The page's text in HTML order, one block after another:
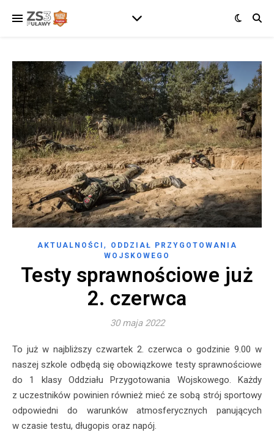
AKTUALNOŚCI ,
ODDZIAŁ PRZYGOTOWANIA
WOJSKOWEGO
Testy sprawnościowe już
2. czerwca
30 maja 2022
To już w najbliższy czwartek 2. czerwca o godzinie 9.00 w
naszej szkole odbędą się obowiązkowe testy sprawnościowe
do 1 klasy Oddziału Przygotowania Wojskowego. Każdy
z uczestników powinien również mieć ze sobą strój sportowy
odpowiedni do warunków atmosferycznych panujących
w czasie testu, długopis oraz napój.